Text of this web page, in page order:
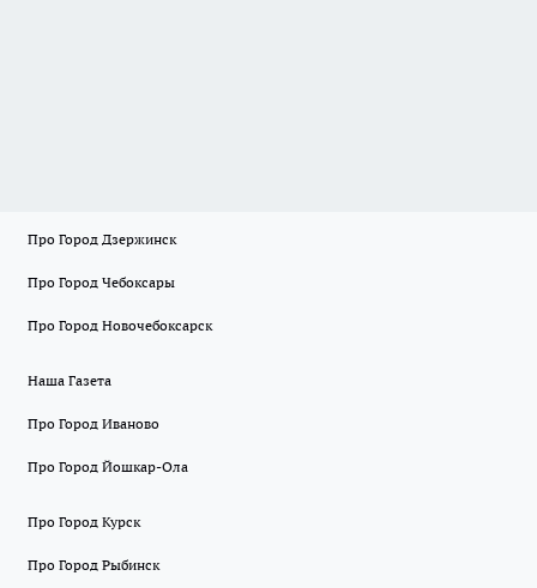
Про Город Дзержинск
Про Город Чебоксары
Про Город Новочебоксарск
Наша Газета
Про Город Иваново
Про Город Йошкар-Ола
Про Город Курск
Про Город Рыбинск